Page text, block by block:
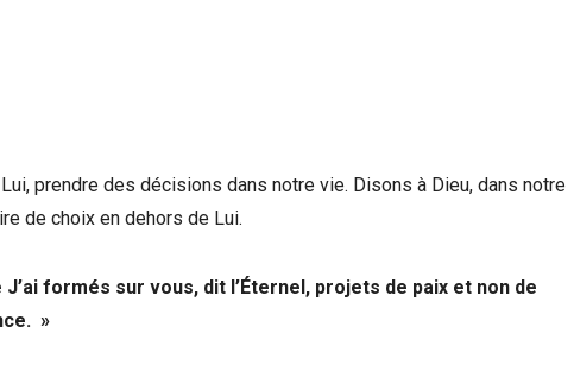
prendre des décisions dans notre vie. Disons à Dieu, dans notre
de choix en dehors de Lui.
formés sur vous, dit l’Éternel, projets de paix et non de
»